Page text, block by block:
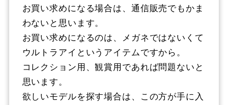
お買い求めになる場合は、通信販売でもかま
わないと思います。
お買い求めになるのは、メガネではないくて
ウルトラアイというアイテムですから。
コレクション用、観賞用であれば問題ないと
思います。
欲しいモデルを探す場合は、この方が手に入